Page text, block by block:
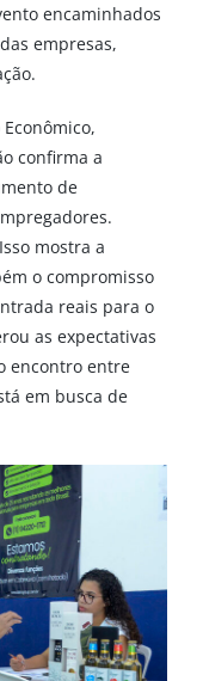
encaminhados
empresas,
confirma a
de
mostra a
o compromisso
reais para o
as expectativas
encontro entre
em busca de